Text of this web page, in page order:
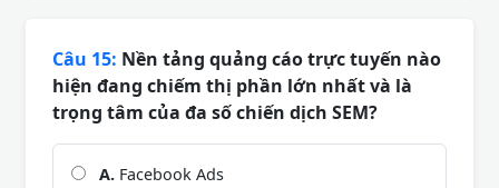
Câu 15: Nền tảng quảng cáo trực tuyến nào
hiện đang chiếm thị phần lớn nhất và là
trọng tâm của đa số chiến dịch SEM?
A. Facebook Ads